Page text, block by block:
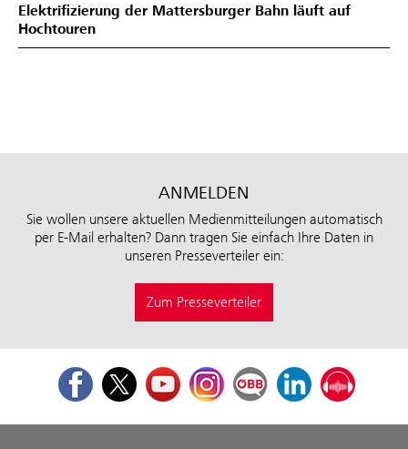
Elektrifizierung der Mattersburger Bahn läuft auf
Hochtouren
ANMELDEN
Sie wollen unsere aktuellen Medienmitteilungen automatisch
per E-Mail erhalten? Dann tragen Sie einfach Ihre Daten in
unseren Presseverteiler ein:
Zum Presseverteiler
FacebookTwitterYoutubeInstagramÖBB Corporate Blog
LinkedInPodcast